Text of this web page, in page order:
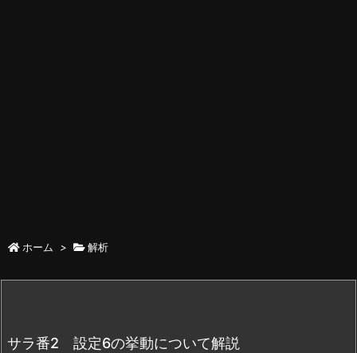
ホーム > 解析
サラ番2 設定6の挙動について解説